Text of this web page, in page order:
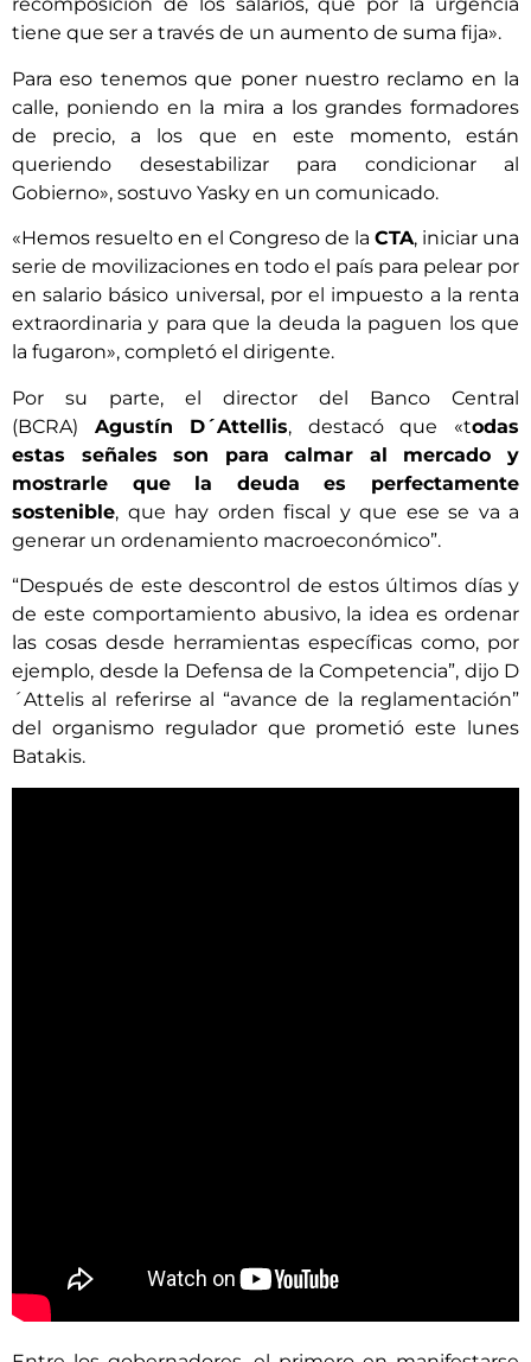
recomposición de los salarios, que por la urgencia
tiene que ser a través de un aumento de suma fija».
Para eso tenemos que poner nuestro reclamo en la
calle, poniendo en la mira a los grandes formadores
de precio, a los que en este momento, están
queriendo desestabilizar para condicionar al
Gobierno», sostuvo Yasky en un comunicado.
«Hemos resuelto en el Congreso de la CTA, iniciar una
serie de movilizaciones en todo el país para pelear por
en salario básico universal, por el impuesto a la renta
extraordinaria y para que la deuda la paguen los que
la fugaron», completó el dirigente.
Por su parte, el director del Banco Central
(BCRA) Agustín D´Attellis, destacó que «todas
estas señales son para calmar al mercado y
mostrarle que la deuda es perfectamente
sostenible, que hay orden fiscal y que ese se va a
generar un ordenamiento macroeconómico”.
“Después de este descontrol de estos últimos días y
de este comportamiento abusivo, la idea es ordenar
las cosas desde herramientas específicas como, por
ejemplo, desde la Defensa de la Competencia”, dijo D
´Attelis al referirse al “avance de la reglamentación”
del organismo regulador que prometió este lunes
Batakis.